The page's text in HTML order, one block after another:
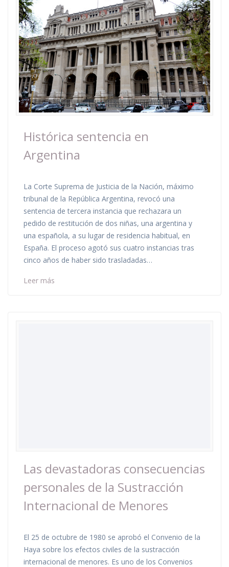
Histórica sentencia en
Argentina
La Corte Suprema de Justicia de la Nación, máximo
tribunal de la República Argentina, revocó una
sentencia de tercera instancia que rechazara un
pedido de restitución de dos niñas, una argentina y
una española, a su lugar de residencia habitual, en
España. El proceso agotó sus cuatro instancias tras
cinco años de haber sido trasladadas…
Leer más
Las devastadoras consecuencias
personales de la Sustracción
Internacional de Menores
El 25 de octubre de 1980 se aprobó el Convenio de la
Haya sobre los efectos civiles de la sustracción
internacional de menores. Es uno de los Convenios